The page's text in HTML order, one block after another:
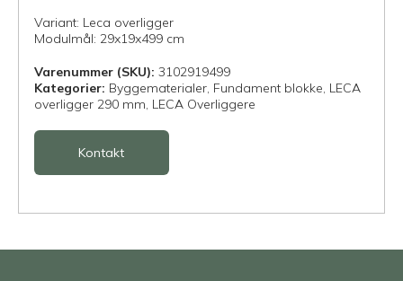
Variant: Leca overligger
Modulmål: 29x19x499 cm
Varenummer (SKU): 3102919499
Kategorier: Byggematerialer, Fundament blokke, LECA
overligger 290 mm, LECA Overliggere
Kontakt